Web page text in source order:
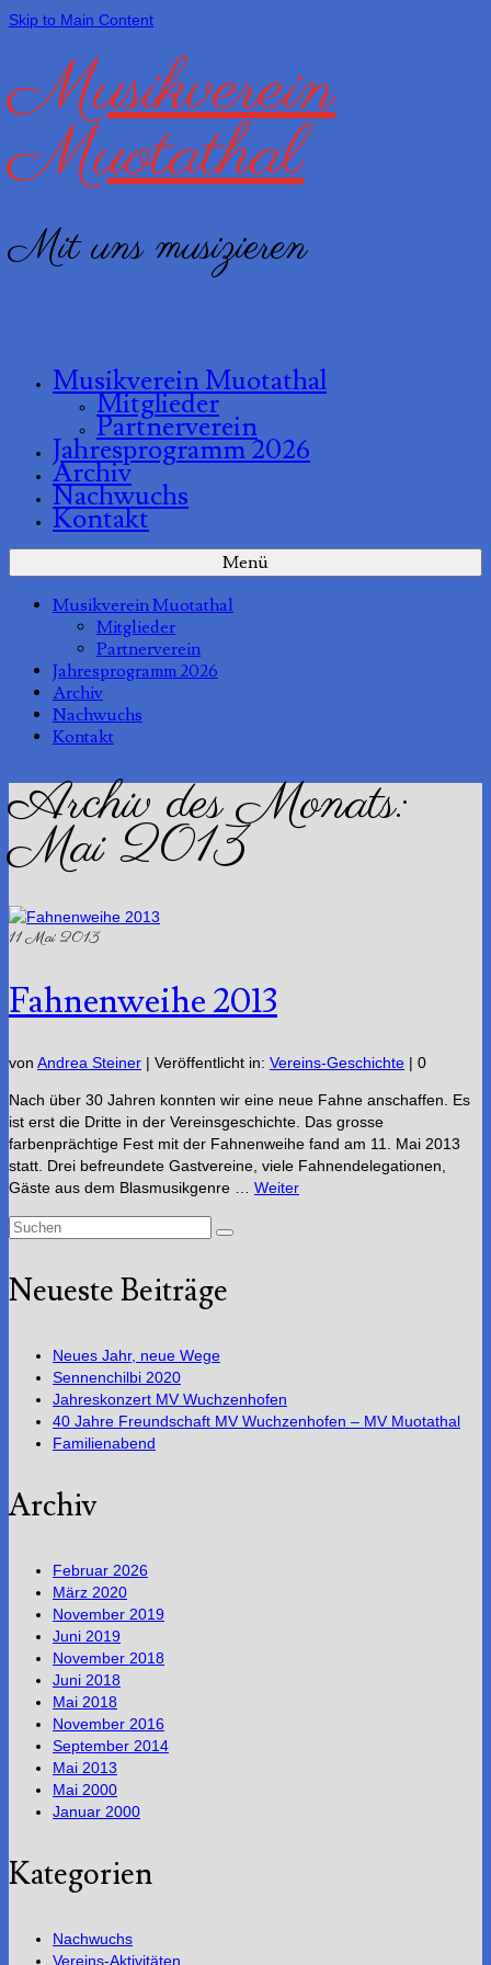
Skip to Main Content
Musikverein
Muotathal
Mit uns musizieren
Musikverein Muotathal
Mitglieder
Partnerverein
Jahresprogramm 2026
Archiv
Nachwuchs
Kontakt
Menü
Musikverein Muotathal
Mitglieder
Partnerverein
Jahresprogramm 2026
Archiv
Nachwuchs
Kontakt
Archiv des Monats:
Mai 2013
11Mai 2013
Fahnenweihe 2013
von Andrea Steiner | Veröffentlicht in: Vereins-Geschichte | 0
Nach über 30 Jahren konnten wir eine neue Fahne anschaffen. Es
ist erst die Dritte in der Vereinsgeschichte. Das grosse
farbenprächtige Fest mit der Fahnenweihe fand am 11. Mai 2013
statt. Drei befreundete Gastvereine, viele Fahnendelegationen,
Gäste aus dem Blasmusikgenre … Weiter
Suchen
Neueste Beiträge
Neues Jahr, neue Wege
Sennenchilbi 2020
Jahreskonzert MV Wuchzenhofen
40 Jahre Freundschaft MV Wuchzenhofen – MV Muotathal
Familienabend
Archiv
Februar 2026
März 2020
November 2019
Juni 2019
November 2018
Juni 2018
Mai 2018
November 2016
September 2014
Mai 2013
Mai 2000
Januar 2000
Kategorien
Nachwuchs
Vereins-Aktivitäten